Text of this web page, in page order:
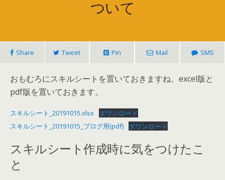
ついて
Share Tweet Pin Mail SMS
おもむろにスキルシートを置いておきますね。excel版と
pdf版を置いておきます。
スキルシート_20191015.xlsx
ダウンロード
スキルシート_20191015_ブログ用(pdf)
ダウンロード
スキルシート作成時に気をつけたこ
と